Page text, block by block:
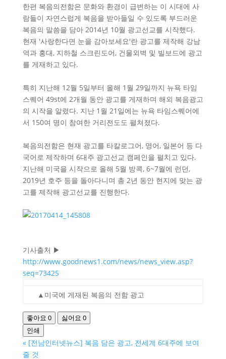
한편 복음의전함은 문화와 환경이 급변하는 이 시대에 사
람들이 자연스럽게 복음을 받아들일 수 있도록 부드러운
복음의 말씀을 담아 2014년 10월 광고선교를 시작했다.
현재 '사랑한다면 눈을 감아보세요'란 광고를 제작해 강남
역과 홍대, 지하철 스크린도어, 건물외벽 및 빌보드에 광고
를 게재하고 있다.
특히 지난해 12월 5일부터 올해 1월 29일까지 뉴욕 타임
스퀘어 49st에 2개월 동안 광고를 게재하며 해외 복음광고
의 시작을 알렸다. 지난 1월 21일에는 뉴욕 타임스퀘어에
서 150여 명이 참여한 거리전도도 펼쳐졌다.
복음의전함은 현재 광고를 타칼로그어, 영어, 일본어 등 다
국어로 제작하며 6대주 광고선교 캠페인을 펼치고 있다.
지난해 미국을 시작으로 올해 5월 방콕, 6~7월에 런던,
2019년 호주 등을 돌아다니며 총 2년 동안 현지에 맞는 광
고를 제작해 광고선교를 진행한다.
기사출처 ▶
http://www.goodnews1.com/news/news_view.asp?
seq=73425
▲미국에 게재된 복음의 전함 광고
좋아요 0 싫어요 0
인쇄
« [전남인터넷뉴스] 복음 담은 광고, 전세계 6대주에 보여
줄 것